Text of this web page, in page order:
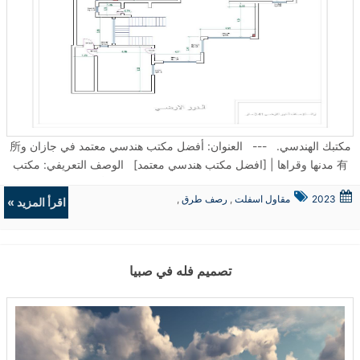
بناءً آمناً، مريحاً، وبتكاليف تنفيذ محسوبة بدقة.تواصل معنا الآن للحصول على
استشارة مجانية وعرض سعر مفصل لمشروعك في جيزان، صبيا، أبو
عريش، أو أي مدينة أخرى في منطقة جازان.الإشراف الهندسي في جازان:
ضمان الجودة ومطابقة الكود السعودي للبناءيُعد الإشراف الهندسي في
جازان الركيزة الأساسية لضمان تحويل المخططات الهندسية الدقيقة إلى
واقع ملموس دون أي تهاون في الجودة أو السلامة. ففي بيئة البناء، حيث
تتعدد الأطراف (المالك، المقاول، العمال)، يبرز دور المشرف الهندسي
كحارس أمين على استثمارك.1. أهمية الإشراف الهندسي: حماية استثماركلا
يقتصر دور الإشراف الهندسي على مجرد زيارات تفقدية للموقع، بل هو
عملية شاملة تهدف إلى:مطابقة الكود السعودي للبناء: التأكد من أن جميع
مراحل التنفيذ، من الأساسات وحتى التشطيبات، تتوافق مع متطلبات الكود
السعودي للبناء، وهو أمر حيوي لسلامة المبنى والحصول على شهادة
المقاولين وتوجيههم لضمان سير العمل وفق الجدول الزمني المحدد وبأعلى
معايير الأداء.•تجنب الأخطاء المكلفة: اكتشاف الأخطاء الإنشائية والمعمارية
في مراحلها المبكرة وتصحيحها قبل أن تتسبب في تكاليف إصلاح باهظة.•2.
مراحل الإشراف الهندسي الدقيقيقوم المشرف الهندسي المعتمد في جازان
بمتابعة المشروع عبر المراحل التالية:المهام الرئيسية للمشرف
الهندسيالمرحلةفحص التربة، التأكد من عمق الحفر، مراجعة حديد التسليح
جازان جيزان بالسعودية مكتب هندسي كروكي كهرباء كروكيات زراعية في
الريث جازان جيزان بالسعودية 4- محافظة صبيا جازان جيزان بالسعودية
ضمد جازان جيزان بالسعودية 12- محافظة فرسان جازان جيزان بالسعودية
13- محافظة الحرث جازان جيزان بالسعودية وبمنطقة جازان و 1– مركز
وادي جازان جيزان بالسعودية 2– مركز الحكامية جازان جيزان بالسعودية
3-مركز مقزع جازان جيزان بالسعودية 4- مركز منجد
جيزان جازان بالسعودية 5– مركز قوز الجعافرة جازان جيزان بالسعودية
13– مركز دفا جازان جيزان بالسعودية 14- مركز عثوان جازان جيزان
بالسعودية 15- مركز ال يحى وال زيدان جازان جيزان بالسعودية 16- مركز
السلف جازان جيزان بالسعودية 17ـ- مركز جبل الحشر جازان جيزان
مكتبك الهندسي. --- العنوان: أفضل مكتب هندسي معتمد في جازان و所
有 مدنها وقراها | [افضل مكتب هندسي معتمد] الوصف التعريفي: مكتب
الهندسية وتراخيص البناء في جازان، صبيا، أبي عريش و所有 قرى المنطقة.
اتصل بنا الآن لاستشارة مجانية! --- لماذا تختار مكتب [افضل مكتب
حلولاً هندسية متكاملة تغطي جميع مدن وقرى المنطقة من: · المدن
والقرى: الحكامية، عتود، أبو الدرج، الدرب، وجميع القرى المحيطة خدماتنا
الشاملة في جميع أنحاء جازان نقدم لأهالي جازان وقراها مجموعة متكاملة
من الخدمات الهندسية: ✓ التصميم المعماري الحديث المناسب لمناخ جازان
2023 مقاول اسفلت , رصف طرق ,
اقرأ المزيد »
تصميم فله في صبيا